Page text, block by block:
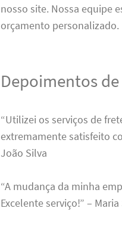
nosso site. Nossa equipe
orçamento personalizado.
Depoimentos
“Utilizei os serviços de
extremamente satisfeito
João Silva
“A mudança da minha
Excelente serviço!” – Maria